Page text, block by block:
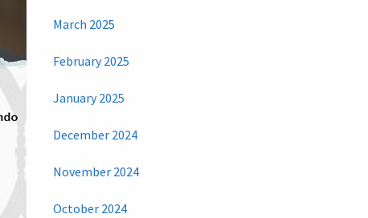
March 2025
February 2025
January 2025
December 2024
November 2024
October 2024